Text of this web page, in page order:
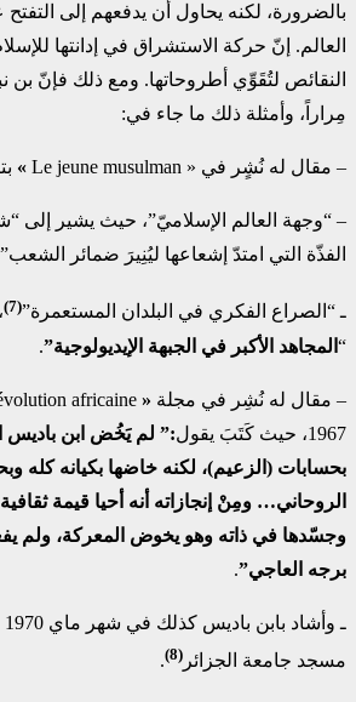
بالضرورة، لكنه يحاول أن يدفعهم إلى
العالم. إنّ حركة الاستشراق في إدانتها
النقائص لتُقَوِّي أطروحاتها. ومع ذلك فإنّ بن
مِراراً، وأمثلة ذلك ما جاء في:
– مقال له نُشٍر في « Le jeune musulman »
– “وجهة العالم الإسلاميّ”، حيث يشير إلى
الفذّة التي امتدّ إشعاعها ليُنِيرَ ضمائر
ـ “الصراع الفكري في البلدان المستعمرة”(7)
“ المجاهد الأكبر في الجبهة الإيديولوجية”.
– مقال له نُشِر في مجلة «
1967، حيث كَتَبَ يقول
:” لم يَخُض ابن باديس
بحسابات (الزعيم)، لكنه خاضها بكيانه كله
الروحاني… ومِنْ إنجازاته أنه أحيا قيمة
وجسّدها في ذاته وهو يخوض المعركة، ولم
برجه العاجي”.
مسجد جامعة الجزائر (8)
.